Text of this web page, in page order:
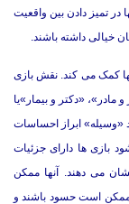
در تمیز دادن بین واقعیت
خیالی داشته باشند.
کمک می کند. نقش بازی
«دکتر و بیمار»یا
«وسیله» ابراز احساسات
بازی ها دارای جزئیات
می دهند. آنها ممکن
ممکن است حسود باشند و